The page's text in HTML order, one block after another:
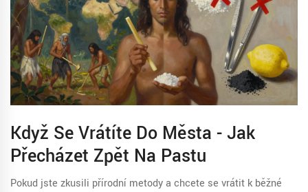
Když Se Vrátíte Do Města - Jak
Přecházet Zpět Na Pastu
Pokud jste zkusili přírodní metody a chcete se vrátit k běžné